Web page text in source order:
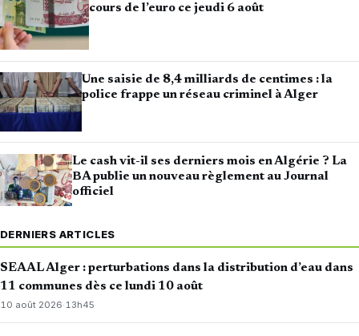
cours de l’euro ce jeudi 6 août
Une saisie de 8,4 milliards de centimes : la
police frappe un réseau criminel à Alger
Le cash vit-il ses derniers mois en Algérie ? La
BA publie un nouveau règlement au Journal
officiel
DERNIERS ARTICLES
SEAAL Alger : perturbations dans la distribution d’eau dans
11 communes dès ce lundi 10 août
10 août 2026·13h45